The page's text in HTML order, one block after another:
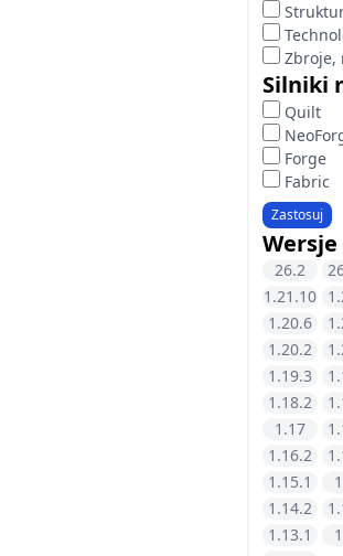
Zbroje,
Silniki
Quilt
Forge
Fabric
Zastosuj
Wersje
26.2
1.21.10
1.20.6
1.20.2
1.19.3
1.18.2
1.17
1.16.2
1.15.1
1.14.2
1.13.1